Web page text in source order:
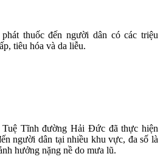
thuốc đến người dân có các triệu
tiêu hóa và da liễu.
Tuệ Tĩnh đường Hải Đức đã thực hiện
người dân tại nhiều khu vực, đa số là
hưởng nặng nề do mưa lũ.